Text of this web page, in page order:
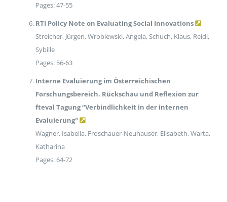
Pages: 47-55
RTI Policy Note on Evaluating Social Innovations
Streicher, Jürgen, Wroblewski, Angela, Schuch, Klaus, Reidl,
Sybille
Pages: 56-63
Interne Evaluierung im Österreichischen
Forschungsbereich. Rückschau und Reflexion zur
fteval Tagung “Verbindlichkeit in der internen
Evaluierung"
Wagner, Isabella, Froschauer-Neuhauser, Elisabeth, Warta,
Katharina
Pages: 64-72